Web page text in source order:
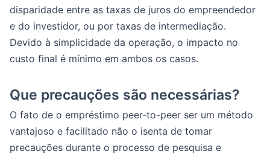
disparidade entre as taxas de juros do empreendedor
e do investidor, ou por taxas de intermediação.
Devido à simplicidade da operação, o impacto no
custo final é mínimo em ambos os casos.
Que precauções são necessárias?
O fato de o empréstimo peer-to-peer ser um método
vantajoso e facilitado não o isenta de tomar
precauções durante o processo de pesquisa e